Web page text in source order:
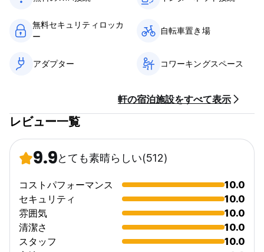
す。安定した波と美しいビーチだけでなく、他の多くのアクティ
す。美しいベルリンガス諸島へのフェリーがあり、港には新鮮な
ロッジのそばには大きなスーパーマーケットが4つあり、レスト
ラン、ショップ、バーが徒歩圏内にあります。距離。
ゆるレベル向けの用具とレッスンを提供し、ビデオ分析によるプ
ロのサーフィンコーチングも提供します。ロッジの向かい側にあ
ル下ると、長さ3kmの黄金色のザ・ベイがあります。砂丘と砂丘
のビーチは、あらゆるレベルのサーフィン能力に対応し、海水浴
に最適な波のあるビーチです。また、リップ カール プロの本拠
地であるスーパーチューボスとモーレ レステへも徒歩圏内です。
リップ カール プロの本拠地です。完璧なバレルを体験してくだ
さい。また、海岸の上下のサーフィンに連れて行ったり、コーチ
無料セキュリティロッカ
ー
自転車置き場
アダプター コワーキングスペース
軒の宿泊施設をすべて表示
レビュー一覧
9.9とても素晴らしい(512)
コストパフォーマンス
10.0
セキュリティ
10.0
雰囲気
10.0
清潔さ
10.0
スタッフ
10.0